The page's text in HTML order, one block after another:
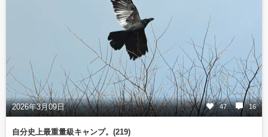
2026年3月09日 47 16
自分史上最重量級キャンプ。(219)